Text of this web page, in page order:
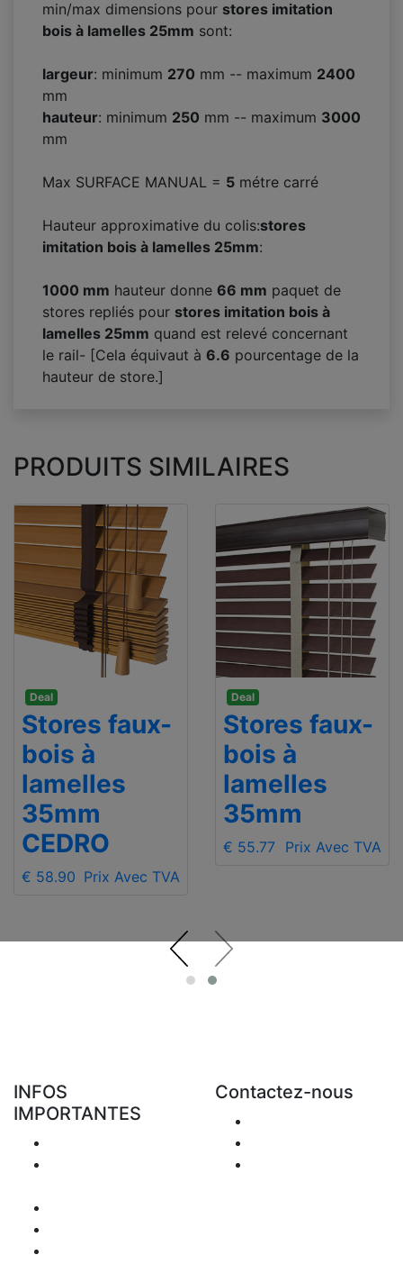
min/max dimensions pour stores imitation
bois à lamelles 25mm sont:
largeur: minimum 270 mm -- maximum 2400
mm
hauteur: minimum 250 mm -- maximum 3000
mm
Max SURFACE MANUAL = 5 métre carré
Hauteur approximative du colis:stores
imitation bois à lamelles 25mm:
1000 mm hauteur donne 66 mm paquet de
stores repliés pour stores imitation bois à
lamelles 25mm quand est relevé concernant
le rail- [Cela équivaut à 6.6 pourcentage de la
hauteur de store.]
PRODUITS SIMILAIRES
Deal
Stores faux-
bois à
lamelles
35mm
CEDRO
€ 58.90 Prix Avec TVA
Deal
Stores faux-
bois à
lamelles
35mm
€ 55.77 Prix Avec TVA
INFOS
IMPORTANTES
Contactez-nous